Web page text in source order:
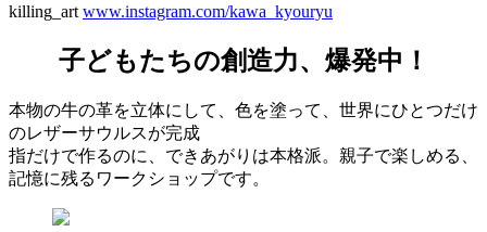
killing_art www.instagram.com/kawa_kyouryu
子どもたちの創造力、爆発中！
本物の牛の革を立体にして、色を塗って、世界にひとつだけ
のレザーサウルスが完成
指だけで作るのに、できあがりは本格派。親子で楽しめる、
記憶に残るワークショップです。